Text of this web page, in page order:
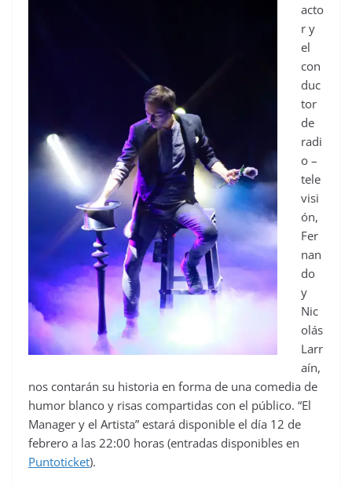
acto
r y
el
con
duc
tor
de
radi
o –
tele
visi
ón,
Fer
nan
do
y
Nic
olás
Larr
aín,
nos contarán su historia en forma de una comedia de
humor blanco y risas compartidas con el público. “El
Manager y el Artista” estará disponible el día 12 de
febrero a las 22:00 horas (entradas disponibles en
Puntoticket).